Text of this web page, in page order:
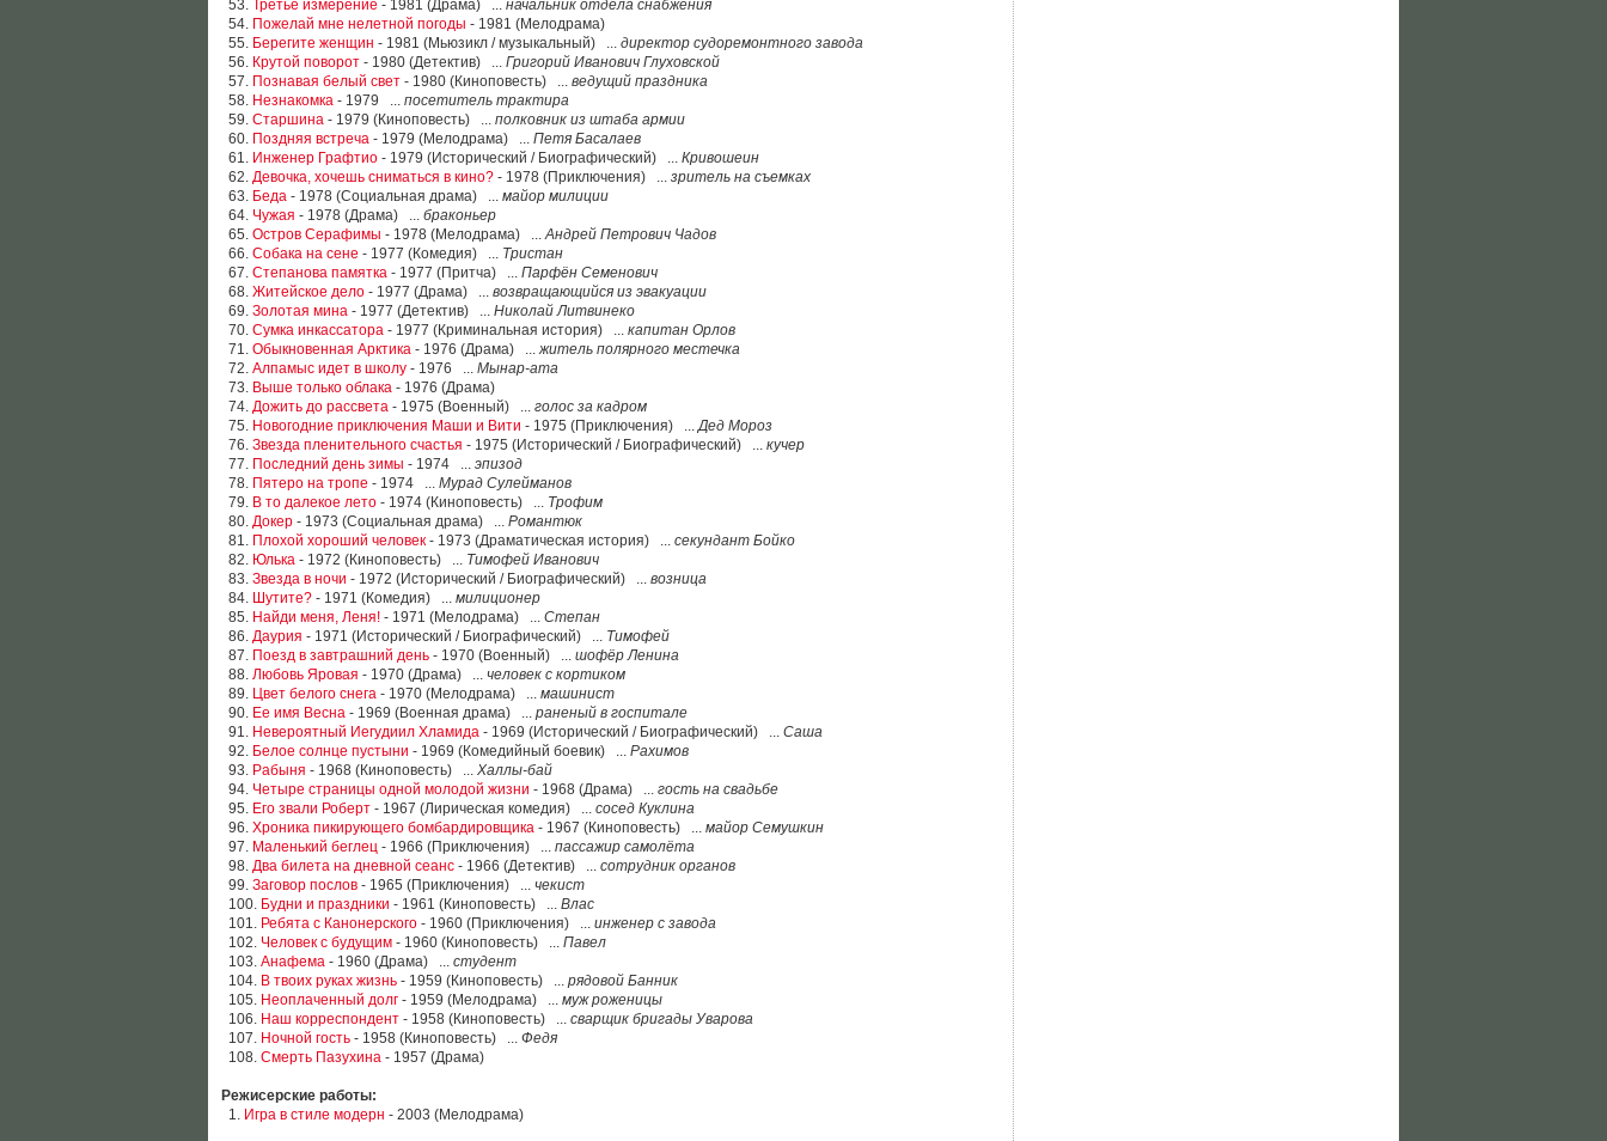
53. Третье измерение - 1981 (Драма) ... начальник отдела снабжения
54. Пожелай мне нелетной погоды - 1981 (Мелодрама)
55. Берегите женщин - 1981 (Мьюзикл / музыкальный) ... директор судоремонтного завода
56. Крутой поворот - 1980 (Детектив) ... Григорий Иванович Глуховской
57. Познавая белый свет - 1980 (Киноповесть) ... ведущий праздника
58. Незнакомка - 1979 ... посетитель трактира
59. Старшина - 1979 (Киноповесть) ... полковник из штаба армии
60. Поздняя встреча - 1979 (Мелодрама) ... Петя Басалаев
61. Инженер Графтио - 1979 (Исторический / Биографический) ... Кривошеин
62. Девочка, хочешь сниматься в кино? - 1978 (Приключения) ... зритель на съемках
63. Беда - 1978 (Социальная драма) ... майор милиции
64. Чужая - 1978 (Драма) ... браконьер
65. Остров Серафимы - 1978 (Мелодрама) ...Андрей Петрович Чадов
66. Собака на сене - 1977 (Комедия) ... Тристан
67. Степанова памятка - 1977 (Притча) ... Парфён Семенович
68. Житейское дело - 1977 (Драма) ... возвращающийся из эвакуации
69. Золотая мина - 1977 (Детектив) ... Николай Литвинеко
70. Сумка инкассатора - 1977 (Криминальная история) ... капитан Орлов
71. Обыкновенная Арктика - 1976 (Драма) ...житель полярного местечка
72. Алпамыс идет в школу - 1976 ... Мынар-ата
73. Выше только облака - 1976 (Драма)
74. Дожить до рассвета - 1975 (Военный) ... голос за кадром
75. Новогодние приключения Маши и Вити - 1975 (Приключения) ...Дед Мороз
76. Звезда пленительного счастья - 1975 (Исторический / Биографический) ... кучер
77. Последний день зимы - 1974 ... эпизод
78. Пятеро на тропе - 1974 ... Мурад Сулейманов
79. В то далекое лето - 1974 (Киноповесть) ... Трофим
80. Докер - 1973 (Социальная драма) ... Романтюк
81. Плохой хороший человек - 1973 (Драматическая история) ... секундант Бойко
82. Юлька - 1972 (Киноповесть) ... Тимофей Иванович
83. Звезда в ночи - 1972 (Исторический / Биографический) ... возница
84. Шутите? - 1971 (Комедия) ... милиционер
85. Найди меня, Леня! - 1971 (Мелодрама) ... Степан
86. Даурия - 1971 (Исторический / Биографический) ... Тимофей
87. Поезд в завтрашний день - 1970 (Военный) ... шофёр Ленина
88. Любовь Яровая - 1970 (Драма) ... человек с кортиком
89. Цвет белого снега - 1970 (Мелодрама) ... машинист
90. Ее имя Весна - 1969 (Военная драма) ... раненый в госпитале
91. Невероятный Иегудиил Хламида - 1969 (Исторический / Биографический) ... Саша
92. Белое солнце пустыни - 1969 (Комедийный боевик) ... Рахимов
93. Рабыня - 1968 (Киноповесть) ... Халлы-бай
94. Четыре страницы одной молодой жизни - 1968 (Драма) ... гость на свадьбе
95. Его звали Роберт - 1967 (Лирическая комедия) ... сосед Куклина
96. Хроника пикирующего бомбардировщика - 1967 (Киноповесть) ... майор Семушкин
97. Маленький беглец - 1966 (Приключения) ... пассажир самолёта
98. Два билета на дневной сеанс - 1966 (Детектив) ... сотрудник органов
99. Заговор послов - 1965 (Приключения) ... чекист
100. Будни и праздники - 1961 (Киноповесть) ... Влас
101. Ребята с Канонерского - 1960 (Приключения) ... инженер с завода
102. Человек с будущим - 1960 (Киноповесть) ... Павел
103. Анафема - 1960 (Драма) ... студент
104. В твоих руках жизнь - 1959 (Киноповесть) ... рядовой Банник
105. Неоплаченный долг - 1959 (Мелодрама) ... муж роженицы
106. Наш корреспондент - 1958 (Киноповесть) ... сварщик бригады Уварова
107. Ночной гость - 1958 (Киноповесть) ... Федя
108. Смерть Пазухина - 1957 (Драма)
Режисерские работы:
1. Игра в стиле модерн - 2003 (Мелодрама)